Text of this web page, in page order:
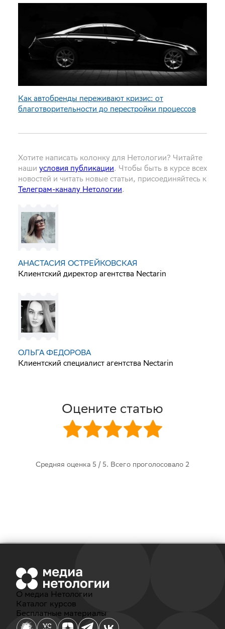
Как автобренды переживают кризис: от
благотворительности до перестройки процессов
Хотите написать колонку для Нетологии? Читайте
наши условия публикации. Чтобы быть в курсе всех
новостей и читать новые статьи, присоединяйтесь к
Телеграм-каналу Нетологии.
АНАСТАСИЯ ОСТРЕЙКОВСКАЯ
Клиентский директор агентства Nectarin
ОЛЬГА ФЕДОРОВА
Клиентский специалист агентства Nectarin
Оцените статью
Средняя оценка 5 / 5. Всего проголосовало 2
О медиа Нетологии
Каталог курсов
Бесплатные материалы